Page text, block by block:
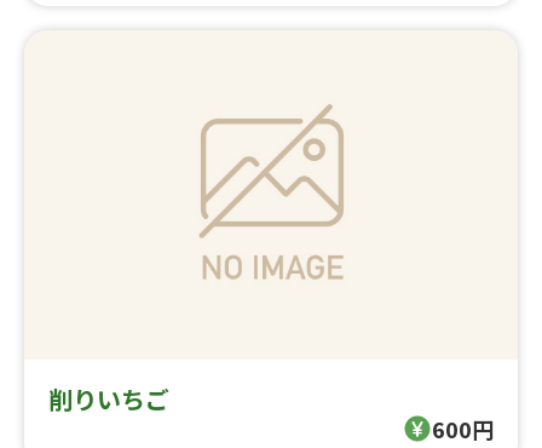
削りいちご
600円